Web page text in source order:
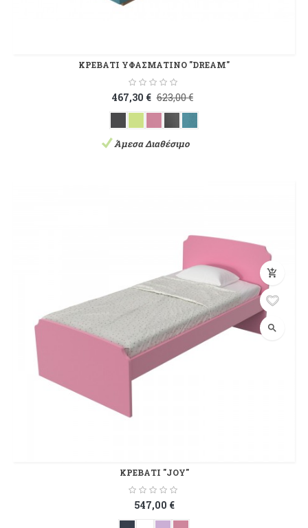
ΚΡΕΒΑΤΙ ΥΦΑΣΜΑΤΙΝΟ "DREAM"
467,30 € 623,00 €
Άμεσα Διαθέσιμο
add_shopping_cart
search
ΚΡΕΒΑΤΙ "JOY"
547,00 €